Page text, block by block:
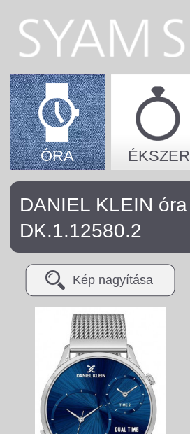
ÓRA ÉKSZER
DANIEL KLEIN óra
DK.1.12580.2
Kép nagyítása